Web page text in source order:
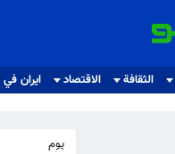
الثقافة الاقتصاد ايران في
يوم